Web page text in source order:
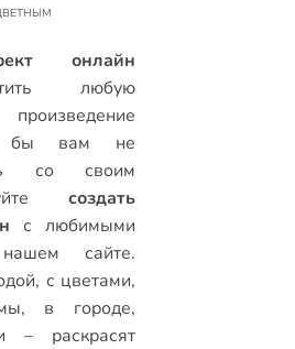
онлайн
любую
бы вам не
со своим
создать
с любимыми
сайте.
, с цветами,
, в городе,
– раскрасят